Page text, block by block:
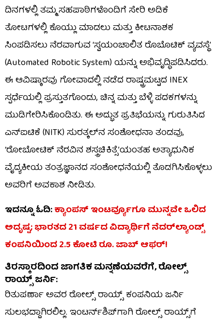
ದಿನಗಳಲ್ಲಿ ತಮ್ಮ ಸಹಪಾಠಿಗಳೊಂದಿಗೆ ಸೇರಿ ಅಡಿಕೆ
ತೋಟಗಳಲ್ಲಿ ಕೊಯ್ಲು ಮಾಡಲು ಮತ್ತು ಕೀಟನಾಶಕ
ಸಿಂಪಡಿಸಲು ನೆರವಾಗುವ ‘ಸ್ವಯಂಚಾಲಿತ ರೊಬೊಟಿಕ್ ವ್ಯವಸ್ಥೆ’
(Automated Robotic System) ಯನ್ನು ಅಭಿವೃದ್ಧಿಪಡಿಸಿದರು.
ಈ ಆವಿಷ್ಕಾರವು ಗೋವಾದಲ್ಲಿ ನಡೆದ ರಾಷ್ಟ್ರಮಟ್ಟದ INEX
ಸ್ಪರ್ಧೆಯಲ್ಲಿ ಪ್ರಸ್ತುತಗೊಂಡು, ಚಿನ್ನ ಮತ್ತು ಬೆಳ್ಳಿ ಪದಕಗಳನ್ನು
ಮುಡಿಗೇರಿಸಿಕೊಂಡಿತು. ಈ ಅದ್ಭುತ ಪ್ರತಿಭೆಯನ್ನು ಗುರುತಿಸಿದ
ಎನ್‌ಐಟಿಕೆ (NITK) ಸುರತ್ಕಲ್‌ನ ಸಂಶೋಧನಾ ತಂಡವು,
‘ರೋಬೋಟಿಕ್ ನೆರವಿನ ಶಸ್ತ್ರಚಿಕಿತ್ಸೆ’ಯಂತಹ ಅತ್ಯಾಧುನಿಕ
ವೈದ್ಯಕೀಯ ತಂತ್ರಜ್ಞಾನದ ಸಂಶೋಧನೆಯಲ್ಲಿ ತೊಡಗಿಸಿಕೊಳ್ಳಲು
ಅವರಿಗೆ ಅವಕಾಶ ನೀಡಿತು.
ಇದನ್ನೂ ಓದಿ:ಕ್ಯಾಂಪಸ್ ಇಂಟರ್ವ್ಯೂಗೂ ಮುನ್ನವೇ ಒಲಿದ
ಅದೃಷ್ಟ; ಭಾರತದ 21 ವರ್ಷದ ವಿದ್ಯಾರ್ಥಿಗೆ ನೆದರ್‌ಲ್ಯಾಂಡ್ಸ್
ಕಂಪನಿಯಿಂದ 2.5 ಕೋಟಿ ರೂ. ಜಾಬ್ ಆಫರ್!
ತಿರಸ್ಕಾರದಿಂದ ಜಾಗತಿಕ ಮನ್ನಣೆಯವರೆಗೆ, ರೋಲ್ಸ್
ರಾಯ್ಸ್ ಜರ್ನಿ:
ರಿತುಪರ್ಣಾ ಅವರ ರೋಲ್ಸ್ ರಾಯ್ಸ್ ಕಂಪನಿಯ ಜರ್ನಿ
ಸುಲಭದ್ದಾಗಿರಲಿಲ್ಲ. ಇಂಟರ್ನ್‌ಶಿಪ್‌ಗಾಗಿ ರೋಲ್ಸ್ ರಾಯ್ಸ್‌ಗೆ